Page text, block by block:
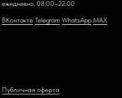
ежедневно, 08:00–22:00
ВКонтакте Telegram WhatsApp MAX
Публичная оферта